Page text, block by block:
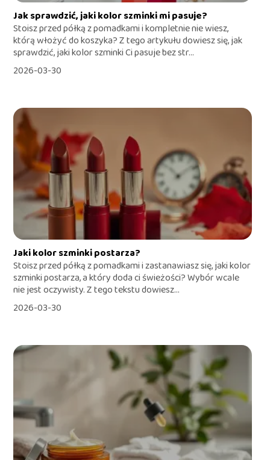
Jak sprawdzić, jaki kolor szminki mi pasuje?
Stoisz przed półką z pomadkami i kompletnie nie wiesz,
którą włożyć do koszyka? Z tego artykułu dowiesz się, jak
sprawdzić, jaki kolor szminki Ci pasuje bez str...
2026-03-30
Jaki kolor szminki postarza?
Stoisz przed półką z pomadkami i zastanawiasz się, jaki kolor
szminki postarza, a który doda ci świeżości? Wybór wcale
nie jest oczywisty. Z tego tekstu dowiesz...
2026-03-30